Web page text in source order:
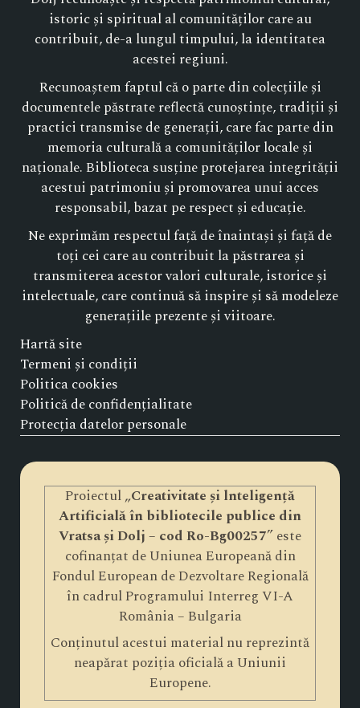
istoric și spiritual al comunităților care au
contribuit, de-a lungul timpului, la identitatea
acestei regiuni.
Recunoaștem faptul că o parte din colecțiile și
documentele păstrate reflectă cunoștințe, tradiții și
practici transmise de generații, care fac parte din
memoria culturală a comunităților locale și
naționale. Biblioteca susține protejarea integrității
acestui patrimoniu și promovarea unui acces
responsabil, bazat pe respect și educație.
Ne exprimăm respectul față de înaintași și față de
toți cei care au contribuit la păstrarea și
transmiterea acestor valori culturale, istorice și
intelectuale, care continuă să inspire și să modeleze
generațiile prezente și viitoare.
Hartă site
Termeni și condiții
Politica cookies
Politică de confidențialitate
Protecția datelor personale
Proiectul „Creativitate și lnteligență
Artificială în bibliotecile publice din
Vratsa și Dolj – cod Ro-Bg00257” este
cofinanțat de Uniunea Europeană din
Fondul European de Dezvoltare Regională
în cadrul Programului Interreg VI-A
România – Bulgaria
Conținutul acestui material nu reprezintă
neapărat poziția oficială a Uniunii
Europene.